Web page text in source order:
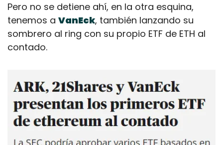
Pero no se detiene ahí, en la otra esquina,
tenemos a VanEck, también lanzando su
sombrero al ring con su propio ETF de ETH al
contado.